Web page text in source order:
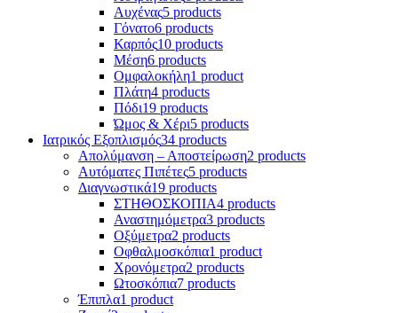
Αυχένας5 products
Γόνατο6 products
Καρπός10 products
Μέση6 products
Ομφαλοκήλη1 product
Πλάτη4 products
Πόδι19 products
Ώμος & Χέρι5 products
Ιατρικός Εξοπλισμός34 products
Απολύμανση – Αποστείρωση2 products
Αυτόματες Πιπέτες5 products
Διαγνωστικά19 products
ΣΤΗΘΟΣΚΟΠΙΑ4 products
Αναστημόμετρα3 products
Οξύμετρα2 products
Οφθαλμοσκόπια1 product
Χρονόμετρα2 products
Ωτοσκόπια7 products
Έπιπλα1 product